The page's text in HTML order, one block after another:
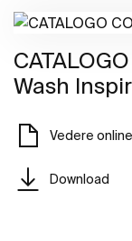
Wash
Vedere online
Download